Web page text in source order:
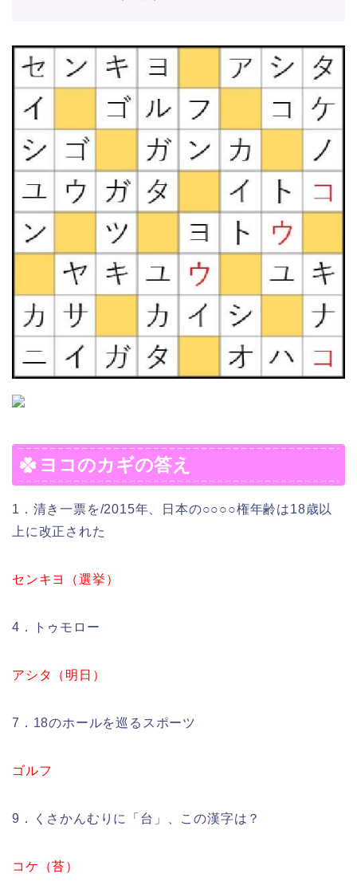
ヨコのカギの答え
1．清き一票を/2015年、日本の○○○○権年齢は18歳以
上に改正された
センキヨ（選挙）
4．トゥモロー
アシタ（明日）
7．18のホールを巡るスポーツ
ゴルフ
9．くさかんむりに「台」、この漢字は？
コケ（苔）